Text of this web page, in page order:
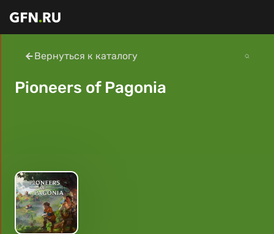
Вернуться к каталогу
Pioneers of Pagonia